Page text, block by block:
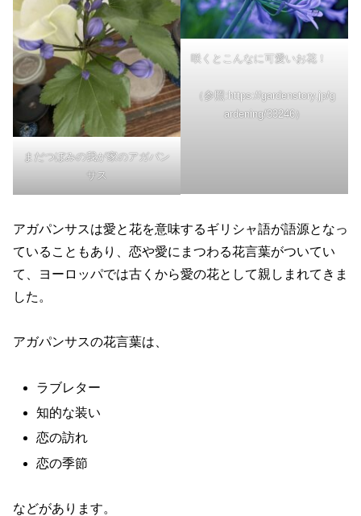
まだつぼみの我が家のアガパン
サス
咲くとこんなに可愛いお花！
（参照:https://gardenstory.jp/g
ardening/33246）
アガパンサスは愛と花を意味するギリシャ語が語源となっ
ていることもあり、恋や愛にまつわる花言葉がついてい
て、ヨーロッパでは古くから愛の花として親しまれてきま
した。
アガパンサスの花言葉は、
ラブレター
知的な装い
恋の訪れ
恋の季節
などがあります。